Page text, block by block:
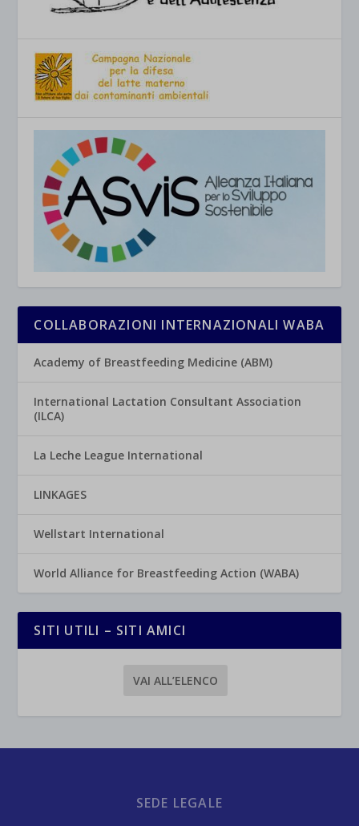
COLLABORAZIONI INTERNAZIONALI WABA
Academy of Breastfeeding Medicine (ABM)
International Lactation Consultant Association
(ILCA)
La Leche League International
LINKAGES
Wellstart International
World Alliance for Breastfeeding Action (WABA)
SITI UTILI – SITI AMICI
VAI ALL’ELENCO
SEDE LEGALE